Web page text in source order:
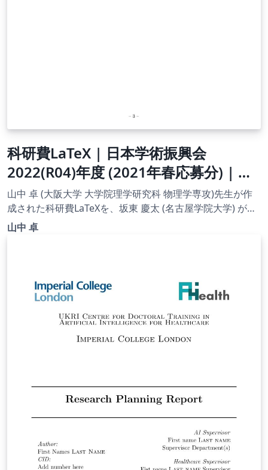
科研費LaTeX | 日本学術振興会
2022(R04)年度 (2021年春応募分) | 特
別研究員 RPD | 2021.02.12
山中 卓 (大阪大学 大学院理学研究科 物理学専攻)先生が作
成された科研費LaTeXを、坂東 慶太 (名古屋学院大学) が了
承を得てテンプレート登録しています。 詳細はこちら↓を
山中 卓